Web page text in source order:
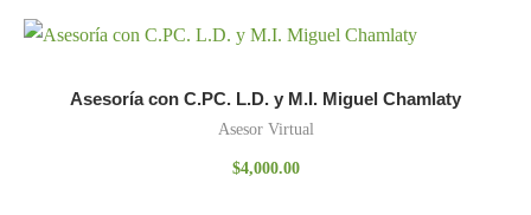
Asesoría con C.PC. L.D. y M.I. Miguel Chamlaty
Asesor Virtual
$4,000.00